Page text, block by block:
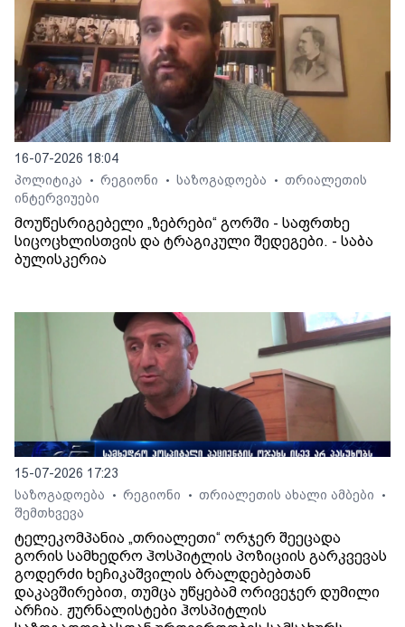
16-07-2026 18:04
პოლიტიკა
• რეგიონი • საზოგადოება • თრიალეთის
ინტერვიუები
მოუწესრიგებელი „ზებრები“ გორში - საფრთხე
სიცოცხლისთვის და ტრაგიკული შედეგები. - საბა
ბულისკერია
15-07-2026 17:23
საზოგადოება
• რეგიონი • თრიალეთის ახალი ამბები •
შემთხვევა
ტელეკომპანია „თრიალეთი“ ორჯერ შეეცადა
გორის სამხედრო ჰოსპიტლის პოზიციის გარკვევას
გოდერძი ხეჩიკაშვილის ბრალდებებთან
დაკავშირებით, თუმცა უწყებამ ორივეჯერ დუმილი
არჩია. ჟურნალისტები ჰოსპიტლის